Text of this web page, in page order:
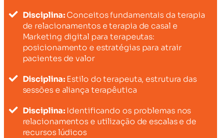
Disciplina:Conceitos fundamentais da terapia
de relacionamentos e terapia de casal e
Marketing digital para terapeutas:
posicionamento e estratégias para atrair
pacientes de valor
Disciplina:Estilo do terapeuta, estrutura das
sessões e aliança terapêutica
Disciplina:Identificando os problemas nos
relacionamentos e utilização de escalas e de
recursos lúdicos